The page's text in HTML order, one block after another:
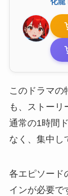
このドラマの
も、ストーリ
通常の1時間
なく、集中し
各エピソード
インが必要で